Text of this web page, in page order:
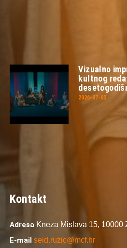
Vizualno
kultnog
2026-07-05
Kontakt
Adresa Kneza Mislava 15, 10000
E-mail seid.ruzic@mcf.hr